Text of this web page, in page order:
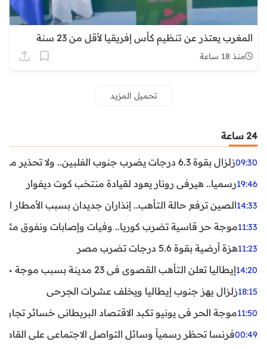
المغرب يعتذر عن تنظيم كأس إفريقيا لأقل من 23 سنة
منذ 18 ساعة
تحميل المزيد
24 ساعة
09:30زلزال بقوة 6.3 درجات يضرب جنوب الفلبين.. ولا تحذير من تسونامي حتى الآن
19:46رسميا.. هيرفي رونار يعود لقيادة منتخب كوت ديفوار
14:33الصين ترفع حالة التأهب.. إنذاران جديدان بسبب الأمطار
11:33موجة حر قاسية تضرب كوريا.. وفيات وإصابات ونفوق مئات
11:23هزة أرضية بقوة 5.6 درجات تضرب مصر
14:20إيطاليا تعلن التأهب القصوى في 23 مدينة بسبب موجة حر شديدة
18:15زلزال يهز جنوب إيطاليا ويخلف عشرات الجرحى
11:50موجة الحر في يونيو تكبد الاقتصاد البريطاني خسائر تجاوزت 1.5 مليار
00:49فرنسا تحظر رسمياً وسائل التواصل الاجتماعي على القاصرين